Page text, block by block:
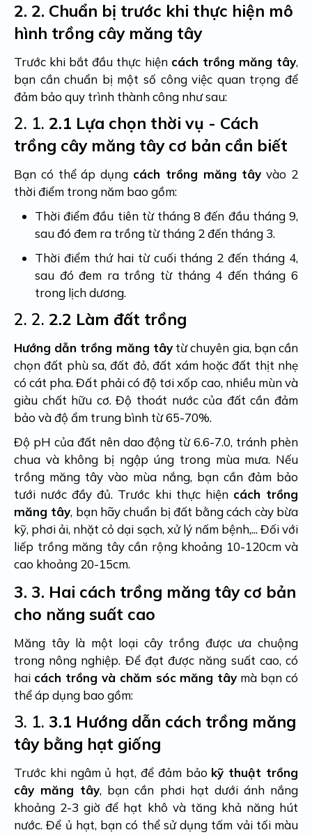
2. 2. Chuẩn bị trước khi thực hiện mô
hình trồng cây măng tây
Trước khi bắt đầu thực hiện cách trồng măng tây,
bạn cần chuẩn bị một số công việc quan trọng để
đảm bảo quy trình thành công như sau:
2. 1. 2.1 Lựa chọn thời vụ - Cách
trồng cây măng tây cơ bản cần biết
Bạn có thể áp dụng cách trồng măng tây vào 2
thời điểm trong năm bao gồm:
Thời điểm đầu tiên từ tháng 8 đến đầu tháng 9,
sau đó đem ra trồng từ tháng 2 đến tháng 3.
Thời điểm thứ hai từ cuối tháng 2 đến tháng 4,
sau đó đem ra trồng từ tháng 4 đến tháng 6
trong lịch dương.
2. 2. 2.2 Làm đất trồng
Hướng dẫn trồng măng tâytừ chuyên gia, bạn cần
chọn đất phù sa, đất đỏ, đất xám hoặc đất thịt nhẹ
có cát pha. Đất phải có độ tơi xốp cao, nhiều mùn và
giàu chất hữu cơ. Độ thoát nước của đất cần đảm
bảo và độ ẩm trung bình từ 65-70%.
Độ pH của đất nên dao động từ 6.6-7.0, tránh phèn
chua và không bị ngập úng trong mùa mưa. Nếu
trồng măng tây vào mùa nắng, bạn cần đảm bảo
tưới nước đầy đủ. Trước khi thực hiện cách trồng
măng tây, bạn hãy chuẩn bị đất bằng cách cày bừa
kỹ, phơi ải, nhặt cỏ dại sạch, xử lý nấm bệnh,... Đối với
liếp trồng măng tây cần rộng khoảng 10-120cm và
cao khoảng 20-15cm.
3. 3. Hai cách trồng măng tây cơ bản
cho năng suất cao
Măng tây là một loại cây trồng được ưa chuộng
trong nông nghiệp. Để đạt được năng suất cao, có
hai cách trồng và chăm sóc măng tây mà bạn có
thể áp dụng bao gồm:
3. 1. 3.1 Hướng dẫn cách trồng măng
tây bằng hạt giống
Trước khi ngâm ủ hạt, để đảm bảo kỹ thuật trồng
cây măng tây, bạn cần phơi hạt dưới ánh nắng
khoảng 2-3 giờ để hạt khô và tăng khả năng hút
nước. Để ủ hạt, bạn có thể sử dụng tấm vải tối màu